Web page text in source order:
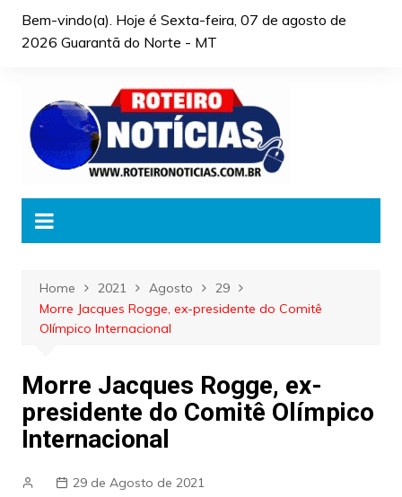
Bem-vindo(a). Hoje é Sexta-feira, 07 de agosto de
2026 Guarantã do Norte - MT
Home 2021 Agosto
29
Morre Jacques Rogge, ex-presidente do Comitê
Olímpico Internacional
Morre Jacques Rogge, ex-
presidente do Comitê Olímpico
Internacional
29 de Agosto de 2021